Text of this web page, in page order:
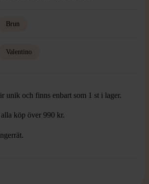
Brun
Valentino
unik och finns enbart som 1 st i lager.
köp över 990 kr.